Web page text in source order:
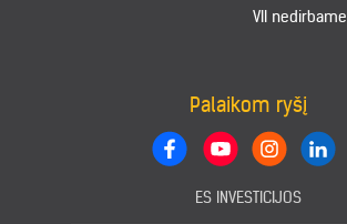
VII nedirbame
Palaikom ryšį
ES INVESTICIJOS